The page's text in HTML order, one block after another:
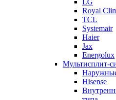
LG
Royal
TCL
Systemair
Haier
Jax
Energolux
Мультисплит-
Hisense